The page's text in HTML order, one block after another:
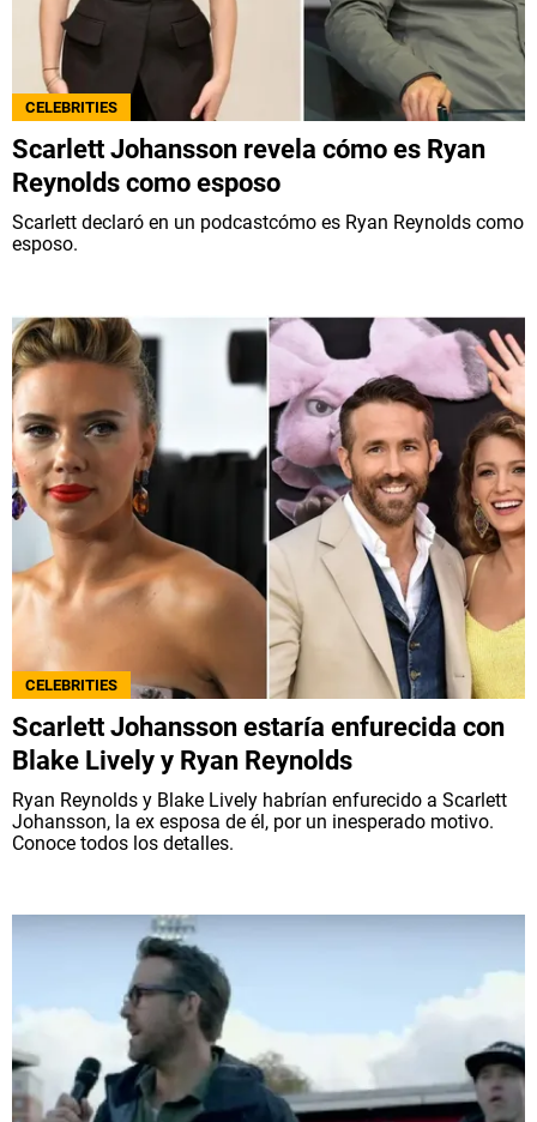
CELEBRITIES
Scarlett Johansson revela cómo es Ryan
Reynolds como esposo
Scarlett declaró en un podcastcómo es Ryan Reynolds como
esposo.
CELEBRITIES
Scarlett Johansson estaría enfurecida con
Blake Lively y Ryan Reynolds
Ryan Reynolds y Blake Lively habrían enfurecido a Scarlett
Johansson, la ex esposa de él, por un inesperado motivo.
Conoce todos los detalles.